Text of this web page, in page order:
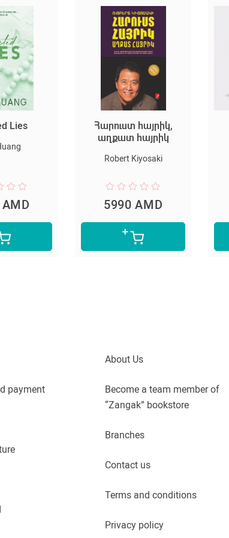
Lies
Հարուստ հայրիկ,
աղքատ հայրիկ
Robert Kiyosaki
5990 AMD
payment
About Us
Become a team member of
“Zangak” bookstore
Branches
Contact us
Terms and conditions
Privacy policy